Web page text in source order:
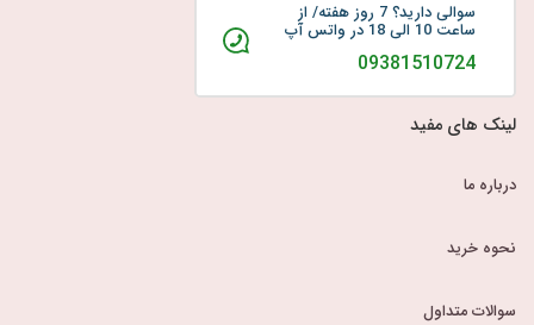
سوالی دارید؟ 7 روز هفته/ از
ساعت 10 الی 18 در واتس آپ
09381510724
لینک های مفید
درباره ما
نحوه خرید
سوالات متداول